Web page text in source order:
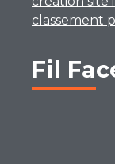
classement
Fil